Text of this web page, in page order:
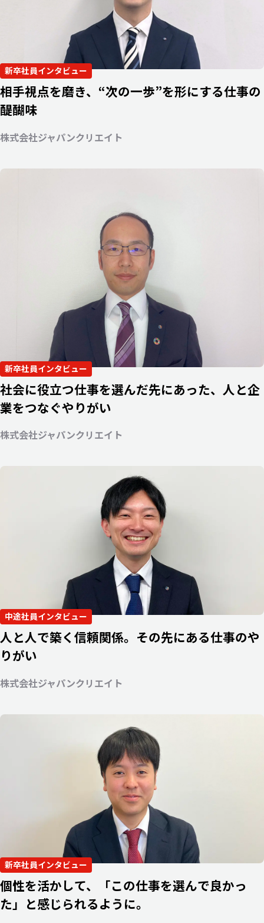
新卒社員インタビュー
相手視点を磨き、“次の一歩”を形にする仕事の
醍醐味
株式会社ジャパンクリエイト
新卒社員インタビュー
社会に役立つ仕事を選んだ先にあった、人と企
業をつなぐやりがい
株式会社ジャパンクリエイト
中途社員インタビュー
人と人で築く信頼関係。その先にある仕事のや
りがい
株式会社ジャパンクリエイト
新卒社員インタビュー
個性を活かして、「この仕事を選んで良かっ
た」と感じられるように。